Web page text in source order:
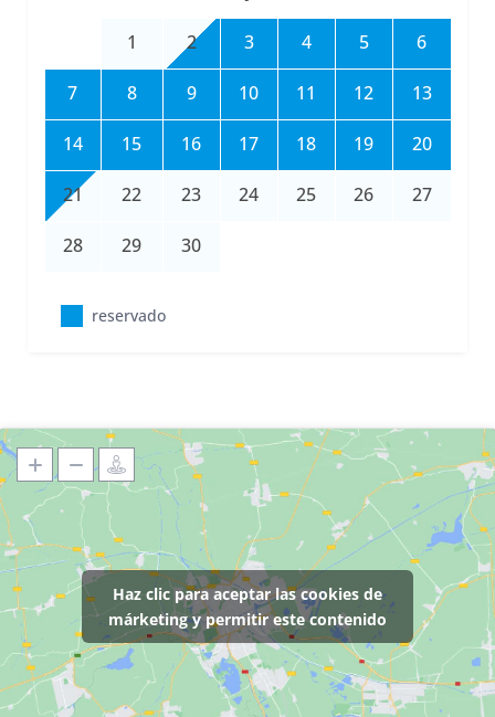
1 2 3 4 5 6
7 8 9 10 11 12 13
14 15 16 17 18 19 20
21 22 23 24 25 26 27
28 29 30
reservado
Haz clic para aceptar las cookies de
márketing y permitir este contenido